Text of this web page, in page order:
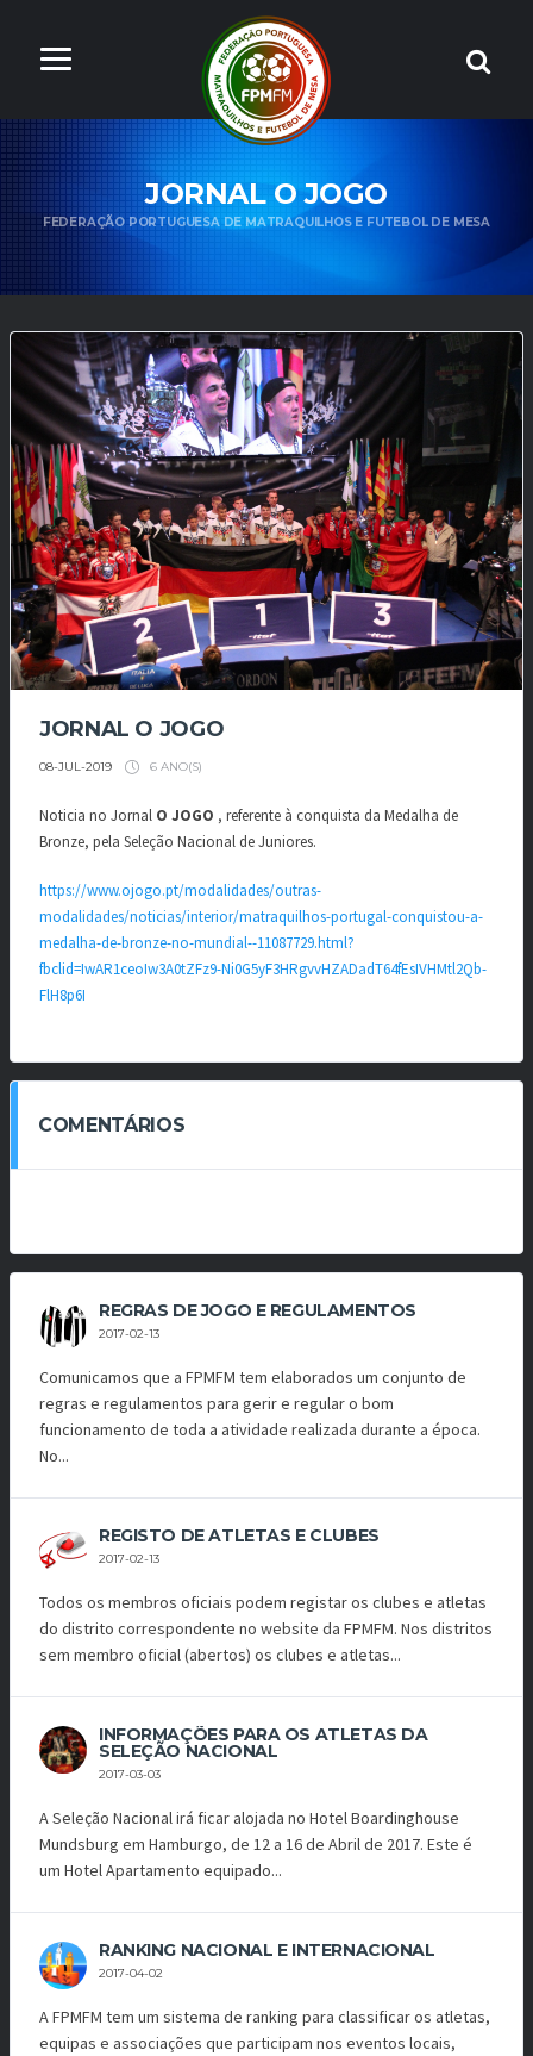
JORNAL O JOGO
FEDERAÇÃO PORTUGUESA DE MATRAQUILHOS E FUTEBOL DE MESA
JORNAL O JOGO
08-JUL-2019 6 ANO(S)
Noticia no Jornal O JOGO , referente à conquista da Medalha de
Bronze, pela Seleção Nacional de Juniores.
https://www.ojogo.pt/modalidades/outras-
modalidades/noticias/interior/matraquilhos-portugal-conquistou-a-
medalha-de-bronze-no-mundial--11087729.html?
fbclid=IwAR1ceoIw3A0tZFz9-Ni0G5yF3HRgvvHZADadT64fEsIVHMtl2Qb-
FlH8p6I
COMENTÁRIOS
REGRAS DE JOGO E REGULAMENTOS
2017-02-13
Comunicamos que a FPMFM tem elaborados um conjunto de
regras e regulamentos para gerir e regular o bom
funcionamento de toda a atividade realizada durante a época.
No...
REGISTO DE ATLETAS E CLUBES
2017-02-13
Todos os membros oficiais podem registar os clubes e atletas
do distrito correspondente no website da FPMFM. Nos distritos
sem membro oficial (abertos) os clubes e atletas...
INFORMAÇÕES PARA OS ATLETAS DA
SELEÇÃO NACIONAL
2017-03-03
A Seleção Nacional irá ficar alojada no Hotel Boardinghouse
Mundsburg em Hamburgo, de 12 a 16 de Abril de 2017. Este é
um Hotel Apartamento equipado...
RANKING NACIONAL E INTERNACIONAL
2017-04-02
A FPMFM tem um sistema de ranking para classificar os atletas,
equipas e associações que participam nos eventos locais,